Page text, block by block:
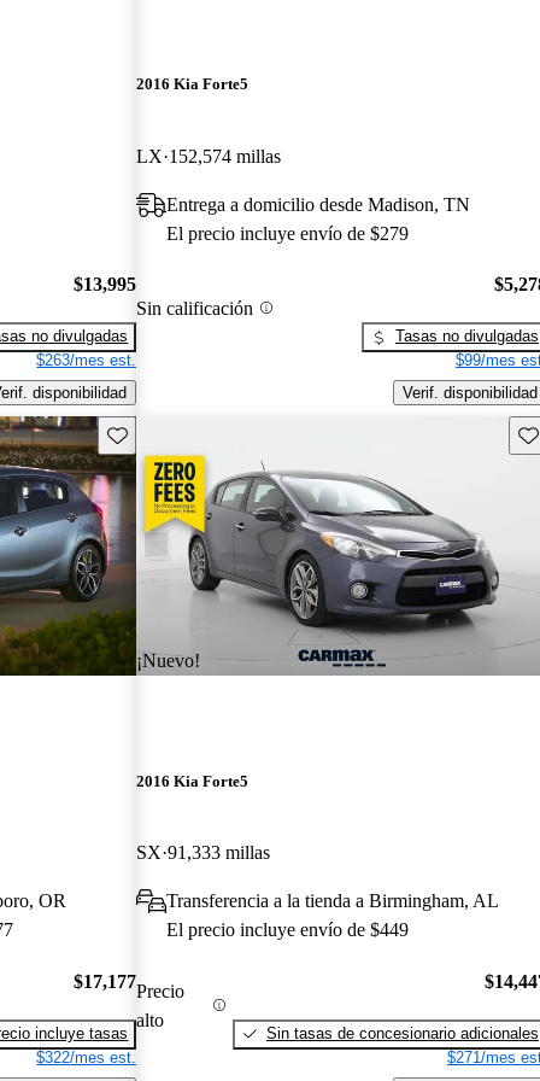
$13,995
no divulgadas
$263/mes est.
disponibilidad
2016 Kia Forte5
LX 152,574 millas
Entrega a domicilio desde Madison, TN
El precio incluye envío de $279
Sin calificación
Tasas no divulgadas
$99/mes
Verif. disponibilidad
Guarda este Aviso
OR
$17,177
incluye tasas
$322/mes est.
¡Nuevo!
2016 Kia Forte5
SX 91,333 millas
Transferencia a la tienda a Birmingham, AL
El precio incluye envío de $449
Precio
alto
Sin tasas de concesionario adicionales
$271/mes